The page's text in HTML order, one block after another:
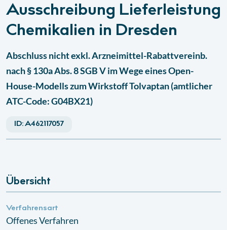
Ausschreibung Lieferleistung
Chemikalien in Dresden
Abschluss nicht exkl. Arzneimittel-Rabattvereinb.
nach § 130a Abs. 8 SGB V im Wege eines Open-
House-Modells zum Wirkstoff Tolvaptan (amtlicher
ATC-Code: G04BX21)
ID:A462117057
Übersicht
Verfahrensart
Offenes Verfahren